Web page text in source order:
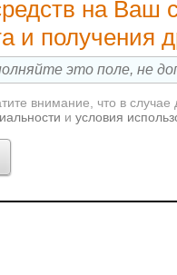
на Ваш
и получения
внимание, что в
и условия